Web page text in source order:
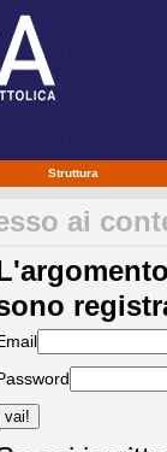
Struttura
ai